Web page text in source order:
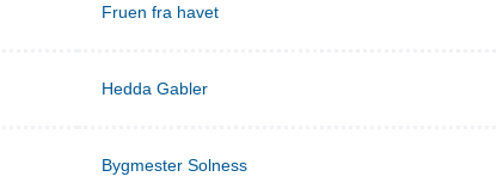
Fruen fra havet
Hedda Gabler
Bygmester Solness